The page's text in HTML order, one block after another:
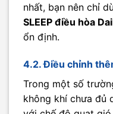
nhất, bạn nên chỉ
SLEEP điều hòa
ổn định.
4.2. Điều chỉnh
Trong một số
không khí chưa đủ